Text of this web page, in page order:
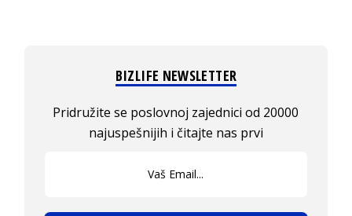
BIZLIFE NEWSLETTER
Pridružite se poslovnoj zajednici od 20000
najuspešnijih i čitajte nas prvi